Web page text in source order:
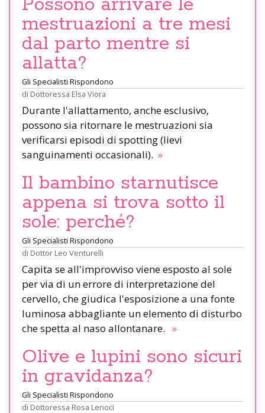
mestruazioni a tre mesi
dal parto mentre si
allatta?
Gli Specialisti Rispondono
di Dottoressa Elsa Viora
Durante l'allattamento, anche esclusivo,
possono sia ritornare le mestruazioni sia
verificarsi episodi di spotting (lievi
sanguinamenti occasionali). »
Il bambino starnutisce
appena si trova sotto il
sole: perché?
Gli Specialisti Rispondono
di Dottor Leo Venturelli
Capita se all'improvviso viene esposto al sole
per via di un errore di interpretazione del
cervello, che giudica l'esposizione a una fonte
luminosa abbagliante un elemento di disturbo
che spetta al naso allontanare. »
Olive e lupini sono sicuri
in gravidanza?
Gli Specialisti Rispondono
di Dottoressa Rosa Lenoci